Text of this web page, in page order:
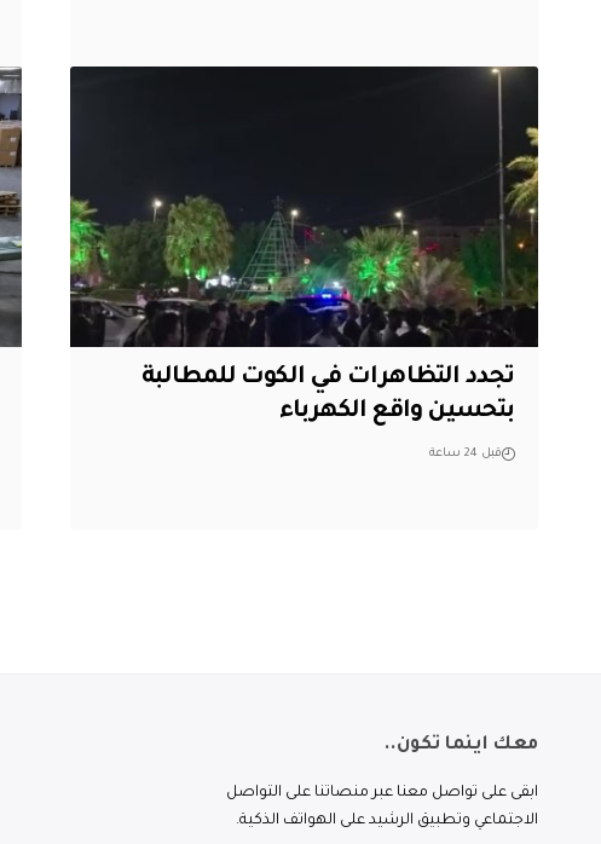
تجدد التظاهرات في الكوت للمطالبة
بتحسين واقع الكهرباء
قبل 24 ساعة
معك اينما تكون..
ابقى على تواصل معنا عبر منصاتنا على التواصل
الاجتماعي وتطبيق الرشيد على الهواتف الذكية.